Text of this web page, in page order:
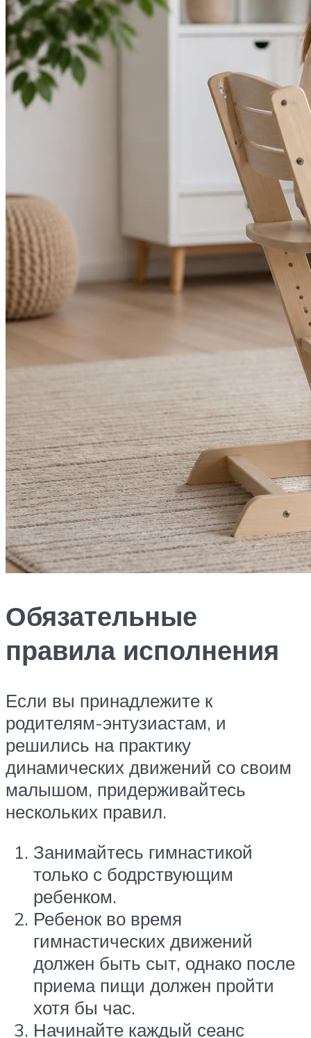
Обязательные
правила исполнения
Если вы принадлежите к
родителям-энтузиастам, и
решились на практику
динамических движений со своим
малышом, придерживайтесь
нескольких правил.
Занимайтесь гимнастикой
только с бодрствующим
ребенком.
Ребенок во время
гимнастических движений
должен быть сыт, однако после
приема пищи должен пройти
хотя бы час.
Начинайте каждый сеанс